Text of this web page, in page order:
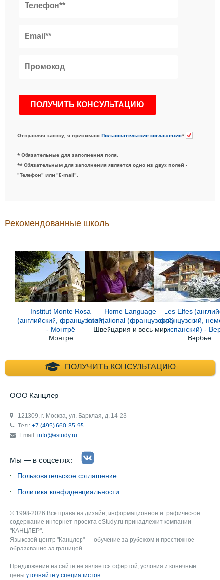
Отправляя заявку, я принимаю Пользовательские соглашения*
* Обязательные для заполнения поля.
** Обязательным для заполнения является одно из двух полей -
"Телефон" или "E-mail".
Рекомендованные школы
Institut Monte Rosa
(английский, французский)
- Монтрё
Монтрё
Home Language
International (французский)
Швейцария и весь мир
Les Elfes
французский,
испанский) -
Вербье
ПОЛУЧИТЬ КОНСУЛЬТАЦИЮ
+7 (495) 660-35-
ООО Канцлер
121309, г. Москва, ул. Барклая, д. 14-23
Тел.: +7 (495) 660-35-95
Email: info@estudy.ru
Мы — в соцсетях:
Пользовательское соглашение
Политика конфиденциальности
© 1998-2026 Все права на дизайн, информационное и графическое
содержание интернет-проекта eStudy.ru принадлежит компании
"КАНЦЛЕР".
Языковой центр "Канцлер" — обучение за рубежом и престижное
образование за границей.
Предложение на сайте не является офертой, условия и конечные
цены уточняйте у специалистов.